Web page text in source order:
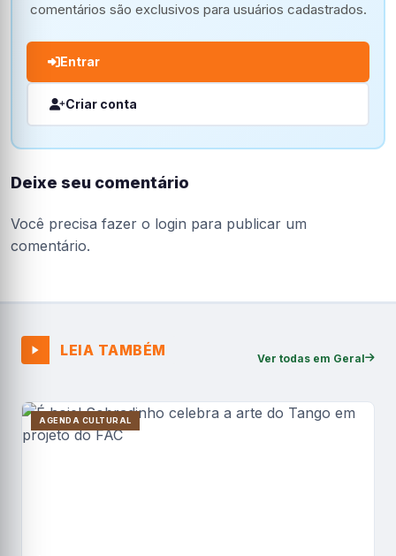
comentários são exclusivos para usuários cadastrados.
Entrar
Criar conta
Deixe seu comentário
Você precisa fazer o login para publicar um
comentário.
LEIA TAMBÉM Ver todas em Geral
AGENDA CULTURAL